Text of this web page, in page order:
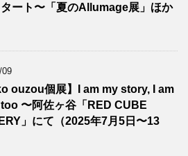
ート〜「夏のAllumage展」ほか
09
ouzou個展】I am my story, I am
〜阿佐ヶ谷「RED CUBE
」にて（2025年7月5日〜13